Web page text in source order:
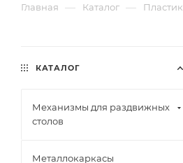
Главная — Каталог — Пластик
КАТАЛОГ
Механизмы для раздвижных
столов
Металлокаркасы